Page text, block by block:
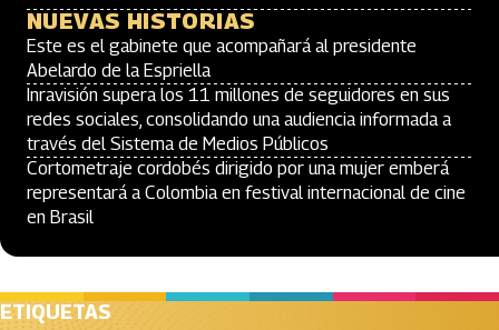
NUEVAS HISTORIAS
Este es el gabinete que acompañará al presidente
Abelardo de la Espriella
Inravisión supera los 11 millones de seguidores en sus
redes sociales, consolidando una audiencia informada a
través del Sistema de Medios Públicos
Cortometraje cordobés dirigido por una mujer emberá
representará a Colombia en festival internacional de cine
en Brasil
ETIQUETAS